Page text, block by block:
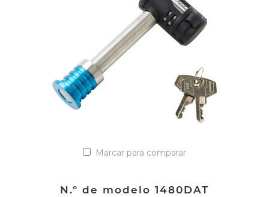
Añadir a la lista de cotización
Marcar para comparar
N.º de modelo 1480DAT